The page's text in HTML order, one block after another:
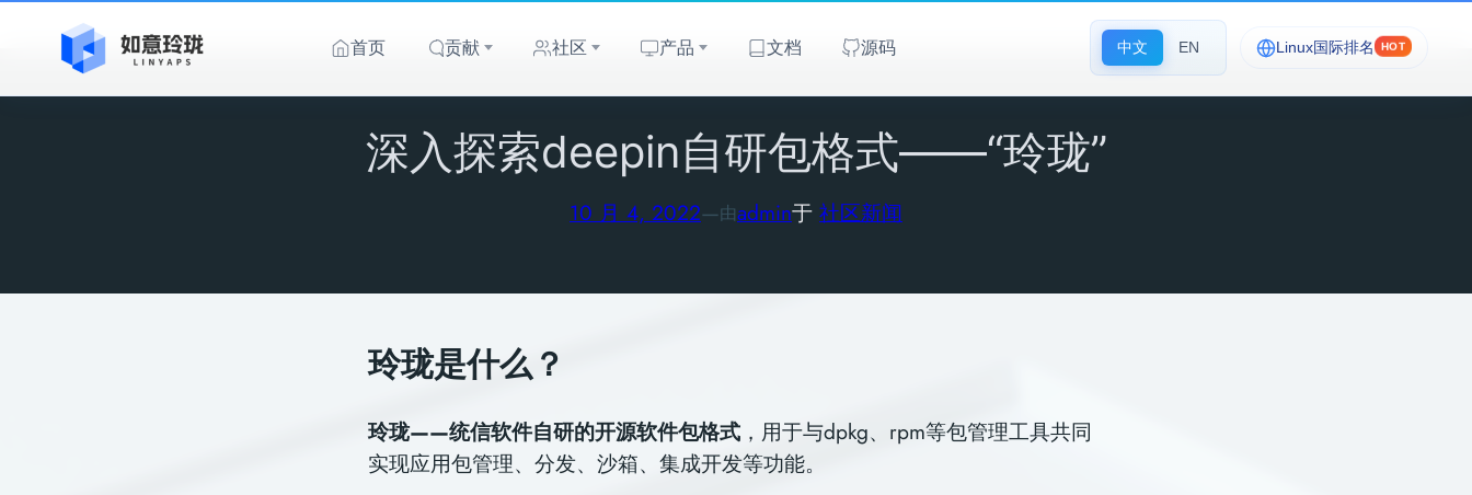
首页 贡献 社区 产品 文档 源码 中文 EN Linux国际排名 HOT
深入探索deepin自研包格式——“玲珑”
10 月 4, 2022—由admin于 社区新闻
玲珑是什么？
玲珑——统信软件自研的开源软件包格式 ，用于与dpkg、rpm等包管理工具共同
实现应用包管理、分发、沙箱、集成开发等功能。